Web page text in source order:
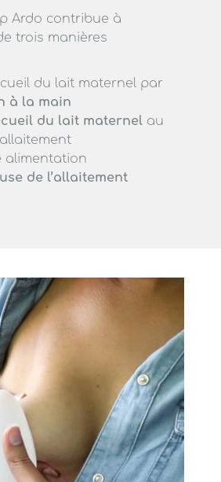
Ardo contribue à
trois manières
du lait maternel par
à la main
du lait maternelau
alimentation
de l’allaitement